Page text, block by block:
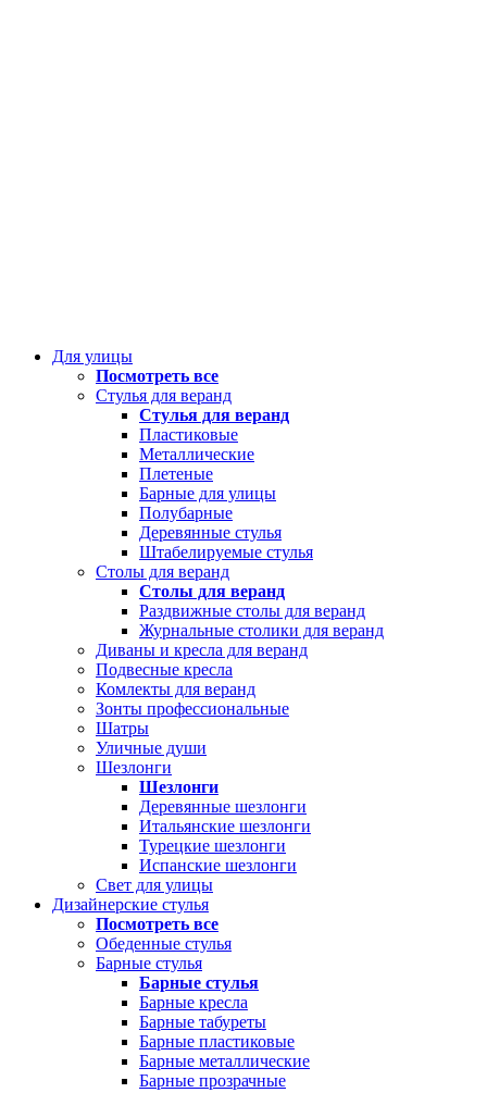
Для улицы
Посмотреть все
Стулья для веранд
Стулья для веранд
Пластиковые
Металлические
Плетеные
Барные для улицы
Полубарные
Деревянные стулья
Штабелируемые стулья
Столы для веранд
Столы для веранд
Раздвижные столы для веранд
Журнальные столики для веранд
Диваны и кресла для веранд
Подвесные кресла
Комлекты для веранд
Зонты профессиональные
Шатры
Уличные души
Шезлонги
Шезлонги
Деревянные шезлонги
Итальянские шезлонги
Турецкие шезлонги
Испанские шезлонги
Свет для улицы
Дизайнерские стулья
Посмотреть все
Обеденные стулья
Барные стулья
Барные стулья
Барные кресла
Барные табуреты
Барные пластиковые
Барные металлические
Барные прозрачные